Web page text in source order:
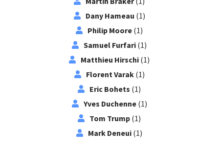
Dany Hameau (1)
Philip Moore (1)
Samuel Furfari (1)
Matthieu Hirschi (1)
Florent Varak(1)
Eric Bohets (1)
Yves Duchenne(1)
Tom Trump (1)
Mark Deneui (1)